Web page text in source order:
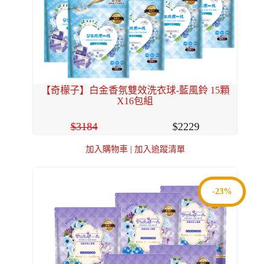
【奇檬子】白金香氛雙效洗衣球-藍風鈴 15顆
X16包組
3184 2229
加入購物車 | 加入追蹤清單
-23%